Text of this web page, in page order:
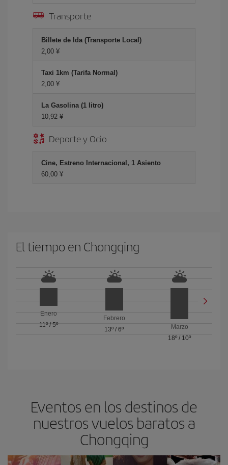
Transporte
Billete de Ida (Transporte Local)
2,00 ¥
Taxi 1km (Tarifa Normal)
2,00 ¥
La Gasolina (1 litro)
10,92 ¥
Deporte y Ocio
Cine, Estreno Internacional, 1 Asiento
60,00 ¥
El tiempo en Chongqing
Enero
11º/ 5º
Febrero
13º / 6º
Marzo
18º / 10º
Eventos en los destinos de
nuestros vuelos baratos a
Chongqing